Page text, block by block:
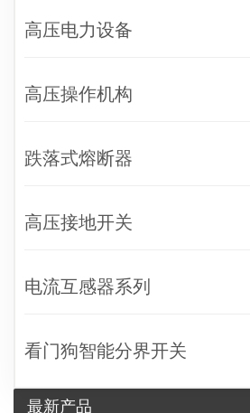
高压电力设备
高压操作机构
跌落式熔断器
高压接地开关
电流互感器系列
看门狗智能分界开关
最新产品